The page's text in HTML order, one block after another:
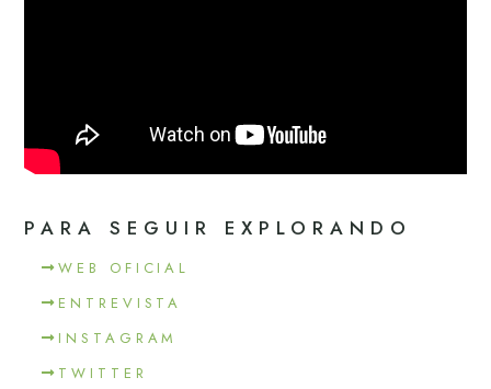
PARA SEGUIR EXPLORANDO
WEB OFICIAL
ENTREVISTA
INSTAGRAM
TWITTER